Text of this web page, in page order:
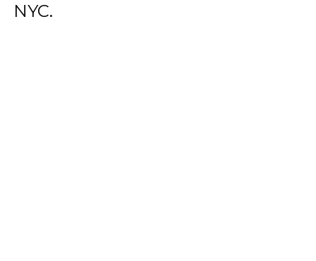
NYC.